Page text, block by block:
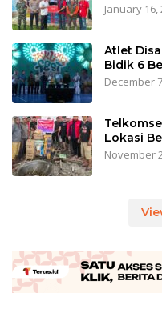
January 16,
Atlet
Bidik 6
December
Lokasi
November